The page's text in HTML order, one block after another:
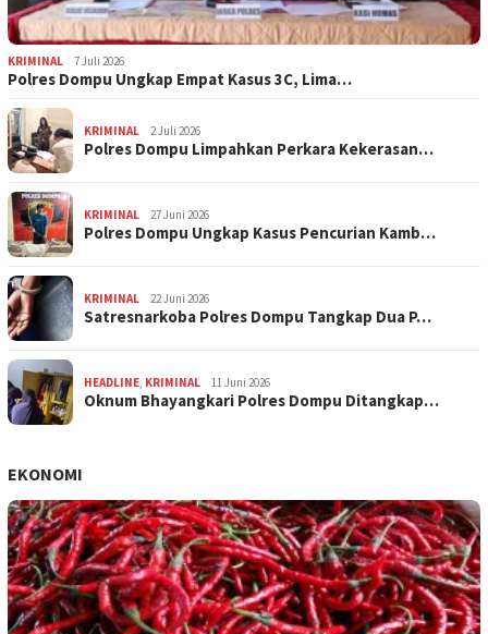
KRIMINAL 7 Juli 2026
Polres Dompu Ungkap Empat Kasus 3C, Lima…
KRIMINAL 2 Juli 2026
Polres Dompu Limpahkan Perkara Kekerasan…
KRIMINAL 27 Juni 2026
Polres Dompu Ungkap Kasus Pencurian Kamb…
KRIMINAL 22 Juni 2026
Satresnarkoba Polres Dompu Tangkap Dua P…
HEADLINE, KRIMINAL 11 Juni 2026
Oknum Bhayangkari Polres Dompu Ditangkap…
EKONOMI